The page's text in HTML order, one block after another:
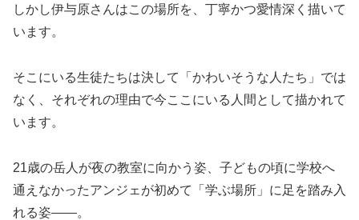
しかし伊与原さんはこの場所を、丁寧かつ愛情深く描いて
います。
そこにいる生徒たちは決して「かわいそうな人たち」では
なく、それぞれの理由で今ここにいる人間として描かれて
います。
21歳の岳人が夜の教室に向かう姿、子どもの頃に学校へ
通えなかったアンジェが初めて「学ぶ場所」に足を踏み入
れる姿——。